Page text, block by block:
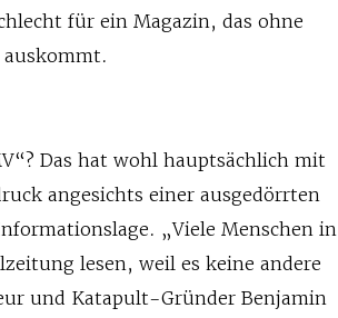
für ein Magazin, das ohne
auskommt.
Das hat wohl hauptsächlich mit
angesichts einer ausgedörrten
„Viele Menschen in
lesen, weil es keine andere
und Katapult-Gründer Benjamin